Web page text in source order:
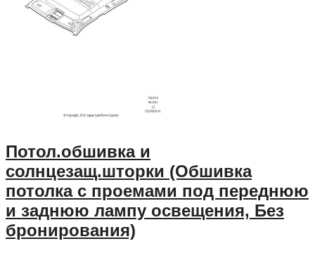
Потол.обшивка и
солнцезащ.шторки (Обшивка
потолка с проемами под переднюю
и заднюю лампу освещения, Без
бронирования)